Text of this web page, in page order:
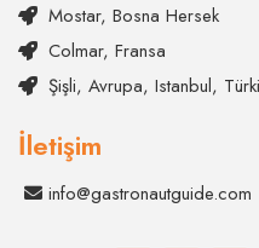
Mostar, Bosna Hersek
Colmar, Fransa
Şişli, Avrupa, Istanbul,
İletişim
info@gastronautguide.com